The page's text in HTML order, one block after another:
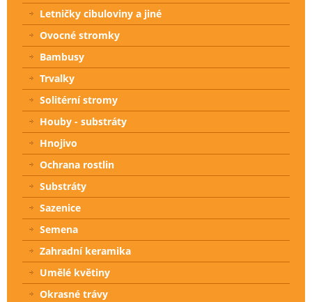
Letničky cibuloviny a jiné
Ovocné stromky
Bambusy
Trvalky
Solitérní stromy
Houby - substráty
Hnojivo
Ochrana rostlin
Substráty
Sazenice
Semena
Zahradní keramika
Umělé květiny
Okrasné trávy